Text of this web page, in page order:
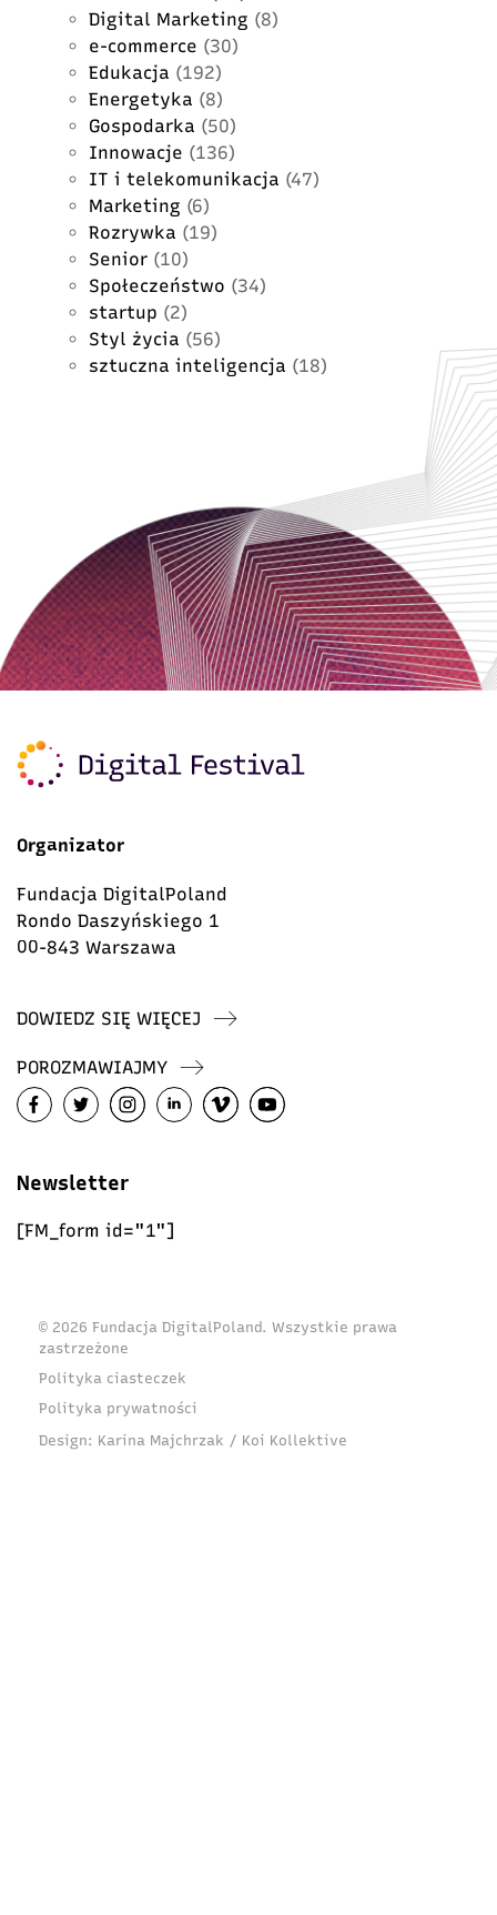
Digital Marketing (8)
e-commerce (30)
Edukacja (192)
Energetyka (8)
Gospodarka (50)
Innowacje (136)
IT i telekomunikacja (47)
Marketing (6)
Rozrywka (19)
Senior (10)
Społeczeństwo (34)
startup (2)
Styl życia (56)
sztuczna inteligencja (18)
Organizator
Fundacja DigitalPoland
Rondo Daszyńskiego 1
00-843 Warszawa
DOWIEDZ SIĘ WIĘCEJ
POROZMAWIAJMY
Newsletter
[FM_form id="1"]
© 2026 Fundacja DigitalPoland. Wszystkie prawa
zastrzeżone
Polityka ciasteczek
Polityka prywatności
Design: Karina Majchrzak / Koi Kollektive